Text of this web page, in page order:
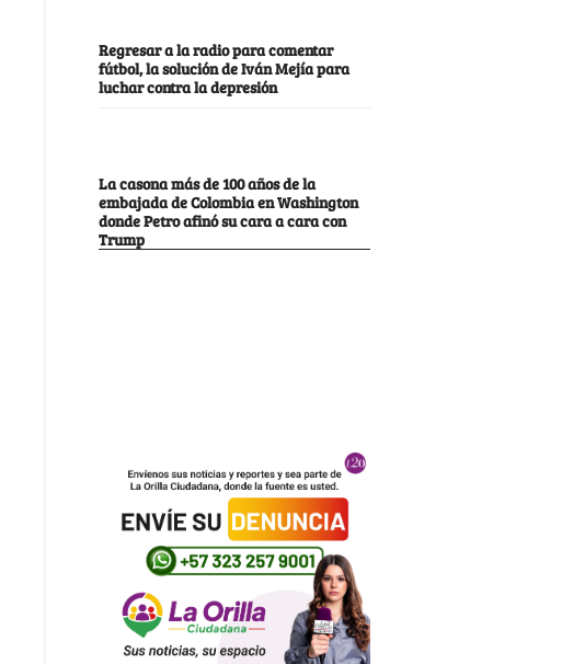
Regresar a la radio para comentar
fútbol, la solución de Iván Mejía para
luchar contra la depresión
La casona más de 100 años de la
embajada de Colombia en Washington
donde Petro afinó su cara a cara con
Trump